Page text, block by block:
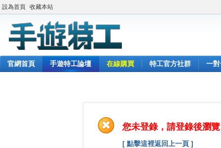
設為首頁 收藏本站
官網首頁 手遊特工論壇 在線購買 特工官方社群 一
您未登錄，請登錄後瀏
[ 點擊這裡返回上一頁 ]